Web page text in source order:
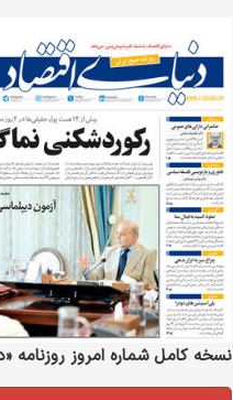
نسخه کامل شماره امروز روزنامه